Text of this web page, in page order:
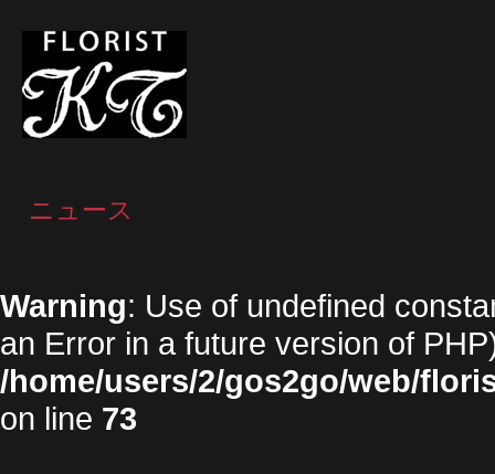
ニュース
Warning: Use of undefined
an Error in a future version of
/home/users/2/gos2go/web/
on line 73